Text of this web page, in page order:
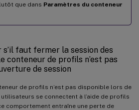
que dans Paramètres du conteneur
faut fermer la session des
conteneur de profils n’est pas
de session
de profils n’est pas disponible lors de
utilisateurs se connectent à l’aide de profils
comportement entraîne une perte de